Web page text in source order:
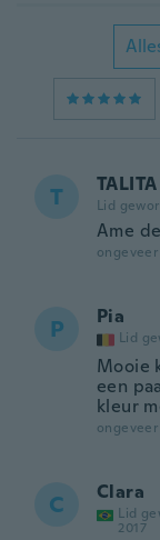
T TALITA
Lid
Ame
P Pia
Lid
Mooie
een
kleur
C Clara
Lid
2017